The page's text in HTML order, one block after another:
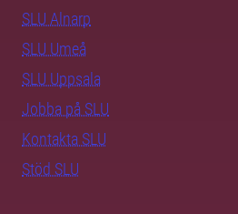
SLU Alnarp
SLU Umeå
SLU Uppsala
Jobba på SLU
Kontakta SLU
Stöd SLU